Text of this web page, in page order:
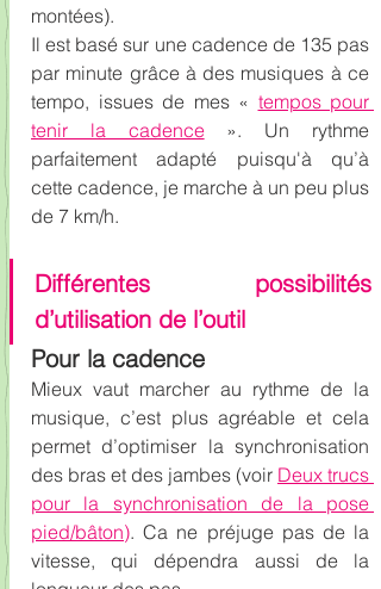
montées).
Il est basé sur une cadence de 135 pas
par minute grâce à des musiques à ce
tempo, issues de mes « tempos pour
tenir la cadence ». Un rythme
parfaitement adapté puisqu'à qu’à
cette cadence, je marche à un peu plus
de 7 km/h.
Différentes possibilités
d’utilisation de l’outil
Pour la cadence
Mieux vaut marcher au rythme de la
musique, c’est plus agréable et cela
permet d’optimiser la synchronisation
des bras et des jambes (voir Deux trucs
pour la synchronisation de la pose
pied/bâton). Ca ne préjuge pas de la
vitesse, qui dépendra aussi de la